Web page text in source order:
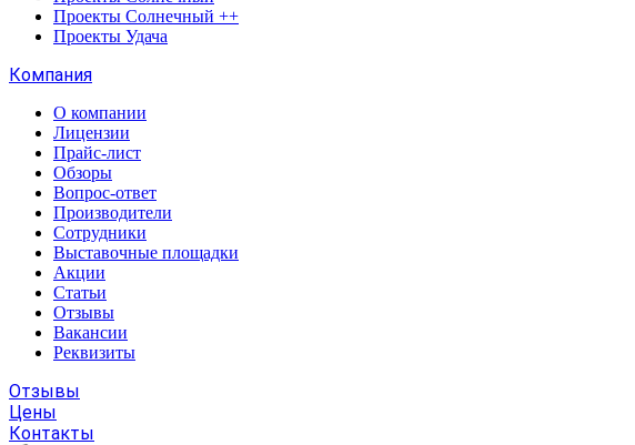
Проекты Солнечный ++
Проекты Удача
Компания
О компании
Лицензии
Прайс-лист
Обзоры
Вопрос-ответ
Производители
Сотрудники
Выставочные площадки
Акции
Статьи
Отзывы
Вакансии
Реквизиты
Отзывы
Цены
Контакты